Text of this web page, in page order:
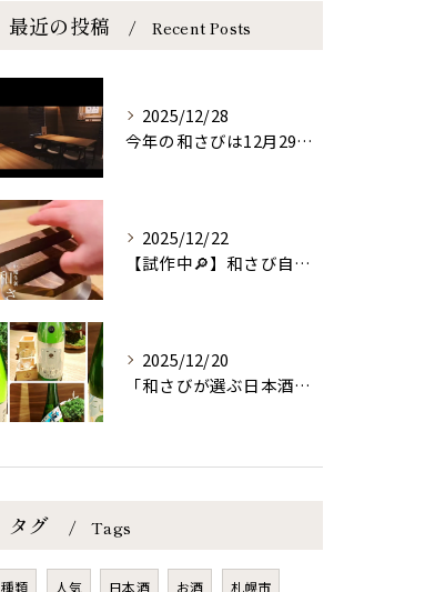
最近の投稿 Recent Posts
2025/12/28
今年の和さびは12月29日(月)まで営業しております！
2025/12/22
【試作中🔎】和さび自信作の予感！自慢の蟹釜飯！これはきっと和...
2025/12/20
「和さびが選ぶ日本酒シリーズ」
タグ Tags
種類 人気 日本酒 お酒 札幌市